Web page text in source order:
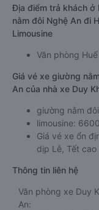
Địa điểm trả khách ở
nằm đôi Nghệ An đi
Limousine
Văn phòng
Giá vé xe giường
An của nhà xe Duy
giường nằm
limousine:
Giá vé xe ổn
dịp Lễ, Tết cao
Thông tin liên hệ
Văn phòng xe Duy
An: